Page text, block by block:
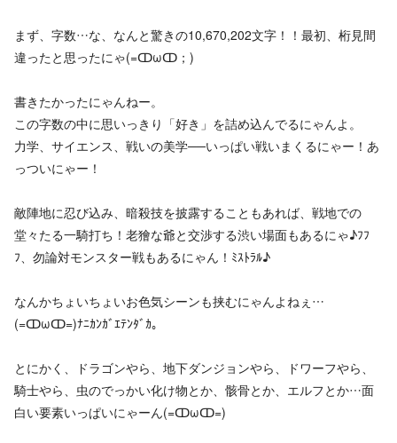
まず、字数…な、なんと驚きの10,670,202文字！！最初、桁見間
違ったと思ったにゃ(=ↀωↀ；)
書きたかったにゃんねー。
この字数の中に思いっきり「好き」を詰め込んでるにゃんよ。
力学、サイエンス、戦いの美学──いっぱい戦いまくるにゃー！あ
っついにゃー！
敵陣地に忍び込み、暗殺技を披露することもあれば、戦地での
堂々たる一騎打ち！老獪な爺と交渉する渋い場面もあるにゃ♪ﾌﾌ
ﾌ、勿論対モンスター戦もあるにゃん！ﾐｽﾄﾗﾙ♪
なんかちょいちょいお色気シーンも挟むにゃんよねぇ…
(=ↀωↀ=)ﾅﾆｶﾝｶﾞｴﾃﾝﾀﾞｶ。
とにかく、ドラゴンやら、地下ダンジョンやら、ドワーフやら、
騎士やら、虫のでっかい化け物とか、骸骨とか、エルフとか…面
白い要素いっぱいにゃーん(=ↀωↀ=)